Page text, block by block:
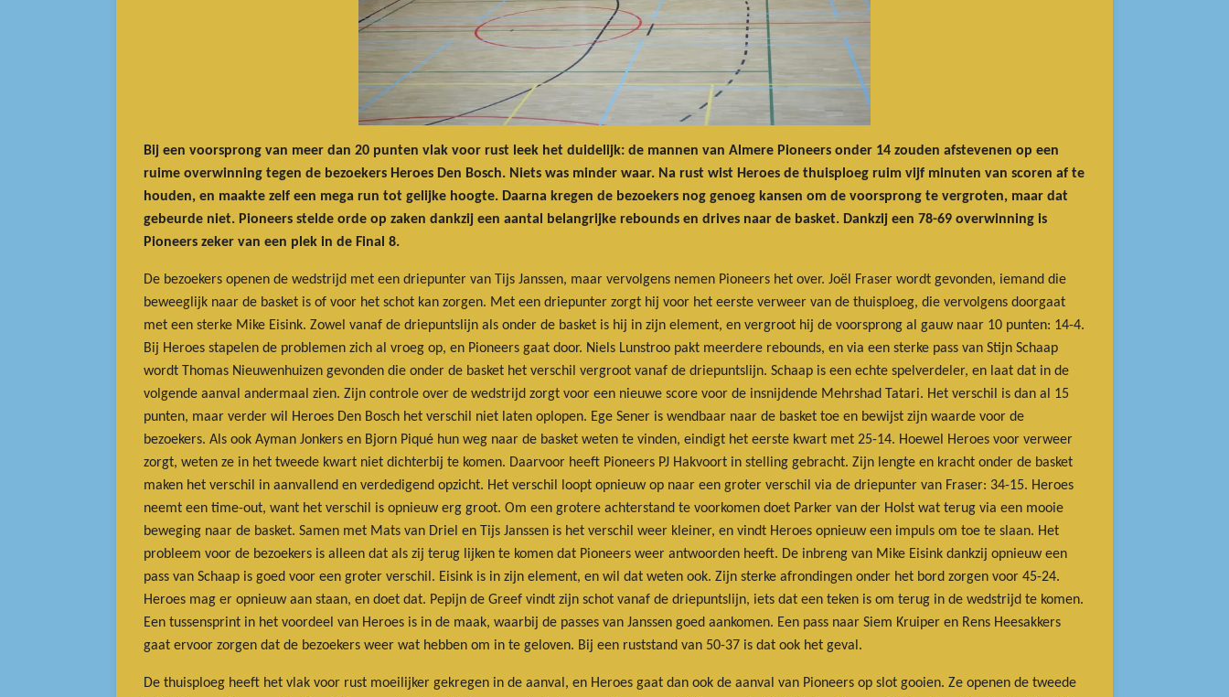
Bij een voorsprong van meer dan 20 punten vlak voor rust leek het duidelijk: de mannen van Almere Pioneers onder 14 zouden afstevenen op een
ruime overwinning tegen de bezoekers Heroes Den Bosch. Niets was minder waar. Na rust wist Heroes de thuisploeg ruim vijf minuten van scoren af te
houden, en maakte zelf een mega run tot gelijke hoogte. Daarna kregen de bezoekers nog genoeg kansen om de voorsprong te vergroten, maar dat
gebeurde niet. Pioneers stelde orde op zaken dankzij een aantal belangrijke rebounds en drives naar de basket. Dankzij een 78-69 overwinning is
Pioneers zeker van een plek in de Final 8.
De bezoekers openen de wedstrijd met een driepunter van Tijs Janssen, maar vervolgens nemen Pioneers het over. Joël Fraser wordt gevonden, iemand die
beweeglijk naar de basket is of voor het schot kan zorgen. Met een driepunter zorgt hij voor het eerste verweer van de thuisploeg, die vervolgens doorgaat
met een sterke Mike Eisink. Zowel vanaf de driepuntslijn als onder de basket is hij in zijn element, en vergroot hij de voorsprong al gauw naar 10 punten: 14-4.
Bij Heroes stapelen de problemen zich al vroeg op, en Pioneers gaat door. Niels Lunstroo pakt meerdere rebounds, en via een sterke pass van Stijn Schaap
wordt Thomas Nieuwenhuizen gevonden die onder de basket het verschil vergroot vanaf de driepuntslijn. Schaap is een echte spelverdeler, en laat dat in de
volgende aanval andermaal zien. Zijn controle over de wedstrijd zorgt voor een nieuwe score voor de insnijdende Mehrshad Tatari. Het verschil is dan al 15
punten, maar verder wil Heroes Den Bosch het verschil niet laten oplopen. Ege Sener is wendbaar naar de basket toe en bewijst zijn waarde voor de
bezoekers. Als ook Ayman Jonkers en Bjorn Piqué hun weg naar de basket weten te vinden, eindigt het eerste kwart met 25-14. Hoewel Heroes voor verweer
zorgt, weten ze in het tweede kwart niet dichterbij te komen. Daarvoor heeft Pioneers PJ Hakvoort in stelling gebracht. Zijn lengte en kracht onder de basket
maken het verschil in aanvallend en verdedigend opzicht. Het verschil loopt opnieuw op naar een groter verschil via de driepunter van Fraser: 34-15. Heroes
neemt een time-out, want het verschil is opnieuw erg groot. Om een grotere achterstand te voorkomen doet Parker van der Holst wat terug via een mooie
beweging naar de basket. Samen met Mats van Driel en Tijs Janssen is het verschil weer kleiner, en vindt Heroes opnieuw een impuls om toe te slaan. Het
probleem voor de bezoekers is alleen dat als zij terug lijken te komen dat Pioneers weer antwoorden heeft. De inbreng van Mike Eisink dankzij opnieuw een
pass van Schaap is goed voor een groter verschil. Eisink is in zijn element, en wil dat weten ook. Zijn sterke afrondingen onder het bord zorgen voor 45-24.
Heroes mag er opnieuw aan staan, en doet dat. Pepijn de Greef vindt zijn schot vanaf de driepuntslijn, iets dat een teken is om terug in de wedstrijd te komen.
Een tussensprint in het voordeel van Heroes is in de maak, waarbij de passes van Janssen goed aankomen. Een pass naar Siem Kruiper en Rens Heesakkers
gaat ervoor zorgen dat de bezoekers weer wat hebben om in te geloven. Bij een ruststand van 50-37 is dat ook het geval.
De thuisploeg heeft het vlak voor rust moeilijker gekregen in de aanval, en Heroes gaat dan ook de aanval van Pioneers op slot gooien. Ze openen de tweede